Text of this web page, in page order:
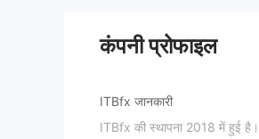
कंपनी प्रोफाइल
ITBfx जानकारी
ITBfx की स्थापना 2018 में हुई है।